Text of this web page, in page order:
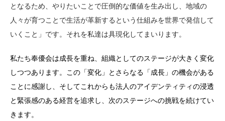
となるため、やりたいことで圧倒的な価値を生み出し、地域の
人々が育つことで生活が革新するという仕組みを世界で発信して
いくこと」です。それを私達は具現化してまいります。
私たち奉優会は成長を重ね、組織としてのステージが大きく変化
しつつあります。この「変化」とさらなる「成長」の機会がある
ことに感謝し、そしてこれからも法人のアイデンティティの浸透
と緊張感のある経営を追求し、次のステージへの挑戦を続けてい
きます。